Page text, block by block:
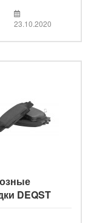
23.10.2020
DEQST